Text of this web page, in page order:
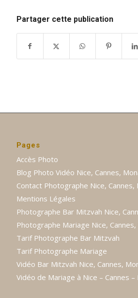
Partager cette publication
Pages
Accès Photo
Blog Photo Vidéo Nice, Cannes,
Contact Photographe Nice, Cannes,
Mentions Légales
Photographe Bar Mitzvah Nice,
Photographe Mariage Nice, Cannes,
Tarif Photographe Bar Mitzvah
Tarif Photographe Mariage
Vidéo Bar Mitzvah Nice, Cannes,
Vidéo de Mariage à Nice – Cannes –